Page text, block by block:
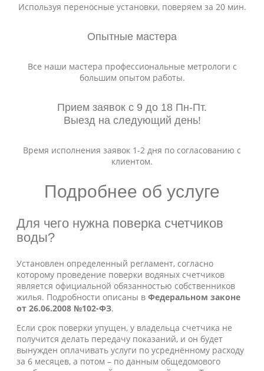
Используя переносные установки, поверяем за 20 мин.
Опытные мастера
Все наши мастера профессиональные метрологи с
большим опытом работы.
Прием заявок с 9 до 18 Пн-Пт.
Выезд на следующий день!
Время исполнения заявок 1-2 дня по согласованию с
клиентом.
Подробнее об услуге
Для чего нужна поверка счетчиков
воды?
Установлен определенный регламент, согласно
которому проведение поверки водяных счетчиков
является официальной обязанностью собственников
жилья. Подробности описаны в Федеральном законе
от 26.06.2008 №102-ФЗ.
Если срок поверки упущен, у владельца счетчика не
получится делать передачу показаний, и он будет
вынужден оплачивать услуги по усреднённому расходу
за 6 месяцев, а потом – по данным общедомового